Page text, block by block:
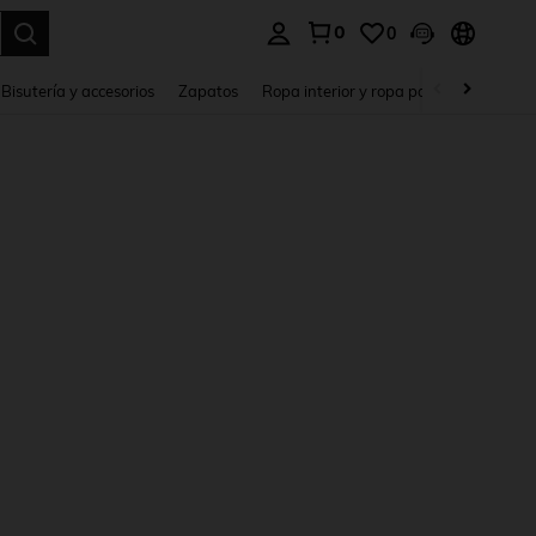
0 0
Bisutería y accesorios Zapatos Ropa interior y ropa para dormir